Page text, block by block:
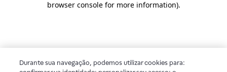
browser console for more information).
Durante sua navegação, podemos utilizar cookies para: